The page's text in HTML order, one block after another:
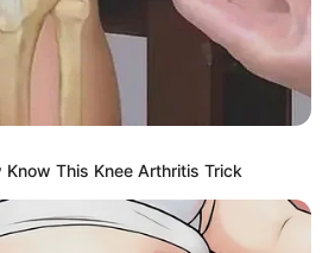
Out A Pitch-Perfect Beyonce
This Knee Arthritis Trick